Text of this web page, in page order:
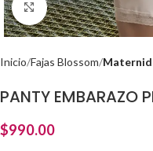
Clic para ampliar
Inicio Fajas Blossom
PANTY EMBARAZO
$990.00